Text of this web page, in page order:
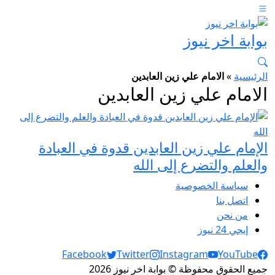
بوابة اخر نيوز
الرئيسية »الامام علي زين العابدين
الامام علي زين العابدين
الإمام علي زين العابدين قدوة في العبادة
والعلم والتضرع إلى الله
سياسة الخصوصية
اتصل بنا
من نحن
إيجي 24 نيوز
Social Links
Facebook Twitter Instagram
YouTube
جميع الحقوق محفوظة © بوابة اخر نيوز 2026